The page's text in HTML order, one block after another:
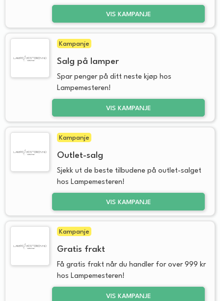
VIS KAMPANJE
Kampanje
Salg på lamper
Spar penger på ditt neste kjøp hos
Lampemesteren!
VIS KAMPANJE
Kampanje
Outlet-salg
Sjekk ut de beste tilbudene på outlet-salget
hos Lampemesteren!
VIS KAMPANJE
Kampanje
Gratis frakt
Få gratis frakt når du handler for over 999 kr
hos Lampemesteren!
VIS KAMPANJE